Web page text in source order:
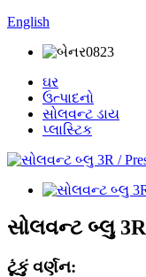
English
ઘર
ઉત્પાદનો
સોલવન્ટ ડાય
પ્લાસ્ટિક
સોલવન્ટ બ્લુ
ટૂંકું વર્ણન: